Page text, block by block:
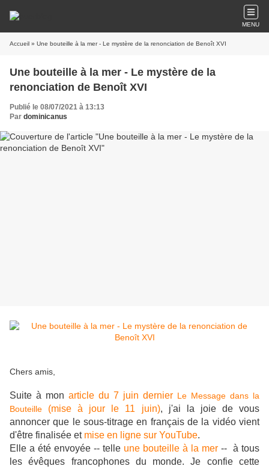
MENU
Accueil » Une bouteille à la mer - Le mystère de la renonciation de Benoît XVI
Une bouteille à la mer - Le mystère de la
renonciation de Benoît XVI
Publié le 08/07/2021 à 13:13
Par dominicanus
Chers amis,
Suite à mon article du 7 juin dernier Le Message dans la
Bouteille (mise à jour le 11 juin), j'ai la joie de vous
annoncer que le sous-titrage en français de la vidéo vient
d'être finalisée et mise en ligne sur YouTube.
Elle a été envoyée -- telle une bouteille à la mer -- à tous
les évêques francophones du monde. Je confie cette